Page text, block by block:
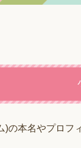
)の本名やプロフ